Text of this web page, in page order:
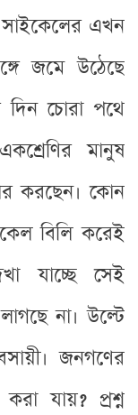
সাইকেলের এখন
জমে উঠেছে
দিন চোরা পথে
মানুষ
করছেন। কোন
বিলি করেই
যাচ্ছে সেই
না। উল্টে
জনগণের
যায়? প্রশ্ন